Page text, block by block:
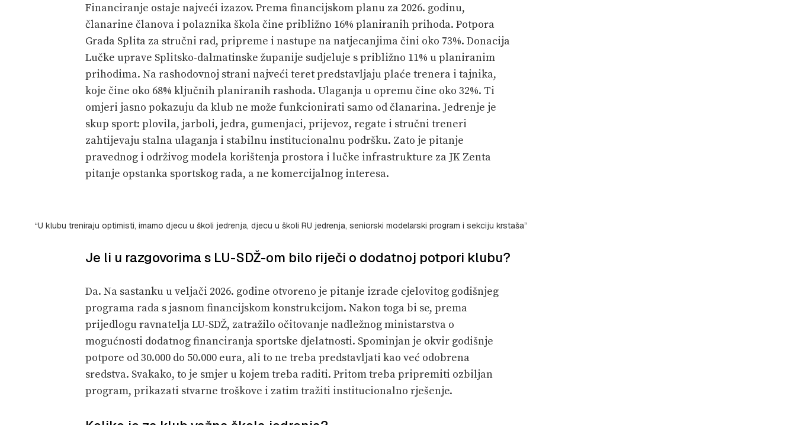
Financiranje ostaje najveći izazov. Prema financijskom planu za 2026. godinu,
članarine članova i polaznika škola čine približno 16% planiranih prihoda. Potpora
Grada Splita za stručni rad, pripreme i nastupe na natjecanjima čini oko 73%. Donacija
Lučke uprave Splitsko-dalmatinske županije sudjeluje s približno 11% u planiranim
prihodima. Na rashodovnoj strani najveći teret predstavljaju plaće trenera i tajnika,
koje čine oko 68% ključnih planiranih rashoda. Ulaganja u opremu čine oko 32%. Ti
omjeri jasno pokazuju da klub ne može funkcionirati samo od članarina. Jedrenje je
skup sport: plovila, jarboli, jedra, gumenjaci, prijevoz, regate i stručni treneri
zahtijevaju stalna ulaganja i stabilnu institucionalnu podršku. Zato je pitanje
pravednog i održivog modela korištenja prostora i lučke infrastrukture za JK Zenta
pitanje opstanka sportskog rada, a ne komercijalnog interesa.
“U klubu treniraju optimisti, imamo djecu u školi jedrenja, djecu u školi RU jedrenja, seniorski modelarski program i sekciju krstaša”
Je li u razgovorima s LU-SDŽ-om bilo riječi o dodatnoj potpori klubu?
Da. Na sastanku u veljači 2026. godine otvoreno je pitanje izrade cjelovitog godišnjeg
programa rada s jasnom financijskom konstrukcijom. Nakon toga bi se, prema
prijedlogu ravnatelja LU-SDŽ, zatražilo očitovanje nadležnog ministarstva o
mogućnosti dodatnog financiranja sportske djelatnosti. Spominjan je okvir godišnje
potpore od 30.000 do 50.000 eura, ali to ne treba predstavljati kao već odobrena
sredstva. Svakako, to je smjer u kojem treba raditi. Pritom treba pripremiti ozbiljan
program, prikazati stvarne troškove i zatim tražiti institucionalno rješenje.